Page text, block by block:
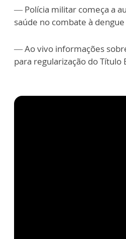
— Polícia militar começa a
saúde no combate à
— Ao vivo informações
para regularização do Título